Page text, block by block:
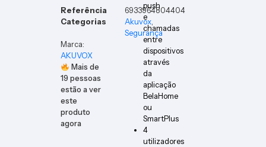
Referência
6933964804404
Categorias
Akuvox,
Segurança
Marca:
AKUVOX
Mais de
19 pessoas
estão a ver
este
produto
agora
push
e
chamadas
entre
dispositivos
através
da
aplicação
BelaHome
ou
SmartPlus
4
utilizadores